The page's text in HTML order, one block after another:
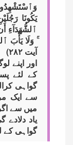
يَكُونَا
ٱلشُّهَدَآءِ
آیت ۲۸۲)
اور اپنے
کے لئے
گواہی
سے ایک
میں سے
یاد دلادے
گواہی کے